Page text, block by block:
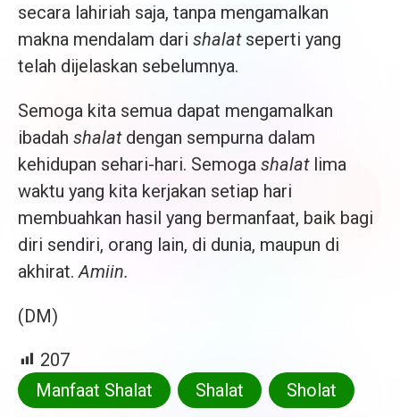
secara lahiriah saja, tanpa mengamalkan
makna mendalam dari shalatseperti yang
telah dijelaskan sebelumnya.
Semoga kita semua dapat mengamalkan
ibadah shalatdengan sempurna dalam
kehidupan sehari-hari. Semoga shalatlima
waktu yang kita kerjakan setiap hari
membuahkan hasil yang bermanfaat, baik bagi
diri sendiri, orang lain, di dunia, maupun di
akhirat. Amiin.
(DM)
207
Manfaat Shalat
Shalat Sholat